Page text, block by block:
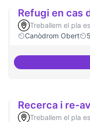
Refugi en cas
Treballem el pla
Canòdrom Obert
Recerca i re-
Treballem el pla